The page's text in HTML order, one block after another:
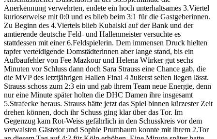
Anerkennung verwehrten, endete ein hoch unterhaltsames 3.Viertel
kurioserweise mit 0:0 und es blieb beim 3:1 für die Gastgeberinnen.
Zu Beginn des 4.Viertels blieb Kubalski auf der Bank und der
amtierende deutsche Feld- und Hallenmeister versuchte es
stattdessen mit einer 6.Feldspielerin. Dem immensen Druck hielten
tapfer verteidigende Domstädterinnen aberlange stand, bis ein
Aufbaufehlervon Fee Mazkour und Helena Würkergut sechs
Minuten vor Schluss dann doch Sara Strauss eine Chance gab, die
die MVP des letztjährigen Hallen Final 4 äußerst selten liegen lässt.
Strauss schoss zum 2:3 ein und gab ihrem Team neue Energie, denn
nur eine Minute später holten die DHC Damen ihre insgesamt
5.Strafecke heraus. Strauss hätte jetzt das Spiel binnen kürzester Zeit
drehen können, doch ihr Schuss ging klar über das Tor. Im
Gegenzug kam Rot-Weiss gefährlich in den Schusskreis vor dem
verwaisten Gästetor und Sophie Prumbaum konnte mit ihrem 2.Tor